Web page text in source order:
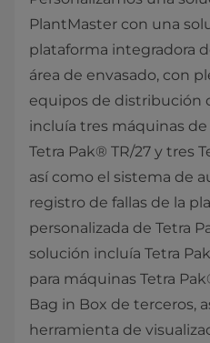
PlantMaster con una
plataforma integradora
área de envasado, con
equipos de distribución
incluía tres máquinas
Tetra Pak® TR/27 y tres
así como el sistema de
registro de fallas de la
personalizada de Tetra
solución incluía Tetra
para máquinas Tetra
Bag in Box de terceros,
herramienta de